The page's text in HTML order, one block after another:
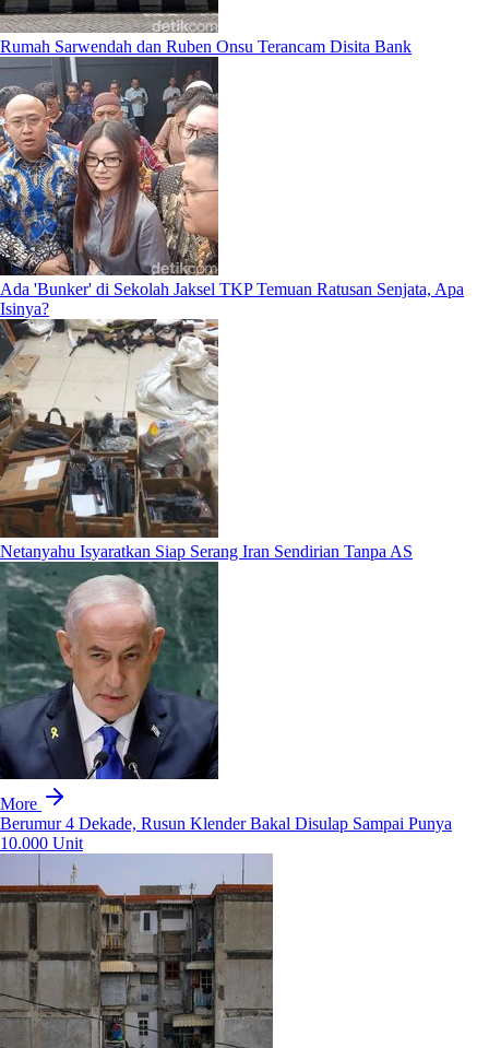
Rumah Sarwendah dan Ruben Onsu Terancam Disita Bank
Ada 'Bunker' di Sekolah Jaksel TKP Temuan Ratusan Senjata, Apa
Isinya?
Netanyahu Isyaratkan Siap Serang Iran Sendirian Tanpa AS
More
Berumur 4 Dekade, Rusun Klender Bakal Disulap Sampai Punya
10.000 Unit